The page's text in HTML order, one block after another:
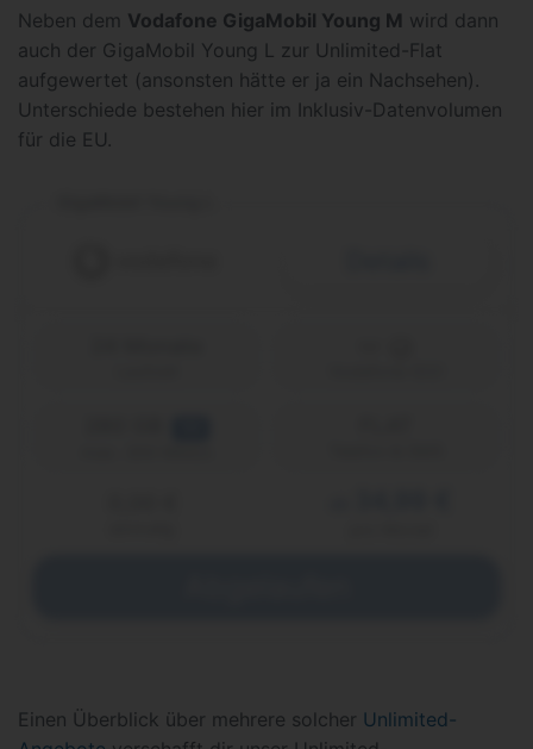
Neben dem Vodafone GigaMobil Young M wird dann
auch der GigaMobil Young L zur Unlimited-Flat
aufgewertet (ansonsten hätte er ja ein Nachsehen).
Unterschiede bestehen hier im Inklusiv-Datenvolumen
für die EU.
Einen Überblick über mehrere solcher Unlimited-